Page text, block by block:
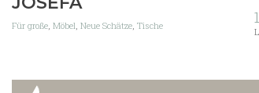
Für große Möbel Neue Schätze Tische